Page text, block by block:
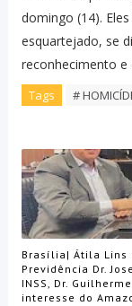
domingo (14).
esquartejado, se
reconhecimento
Tags #
Brasília| Átila Lins
Previdência Dr.
INSS, Dr.
interesse do